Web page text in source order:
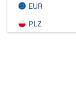
EUR
PLZ